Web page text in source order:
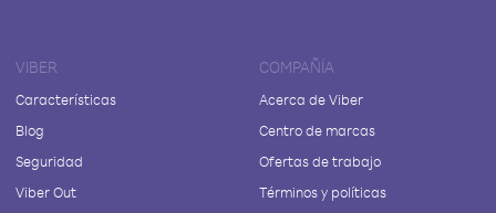
VIBER
Características
Blog
Seguridad
Viber Out
COMPAÑÍA
Acerca de Viber
Centro de marcas
Ofertas de trabajo
Términos y políticas